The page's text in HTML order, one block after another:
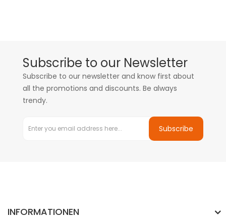
Subscribe to our Newsletter
Subscribe to our newsletter and know first about
all the promotions and discounts. Be always
trendy.
Subscribe
INFORMATIONEN